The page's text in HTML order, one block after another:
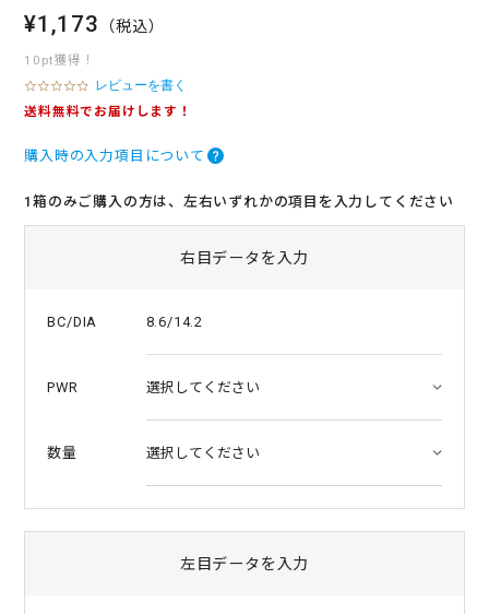
¥1,173 （税込）
10pt獲得！
0
.
t
r
レビューを書く
送料無料でお届けします！
購入時の入力項目について
1箱のみご購入の方は、左右いずれかの項目を入力してください
右目データを入力
BC/DIA 8.6/14.2
PWR
数量
左目データを入力